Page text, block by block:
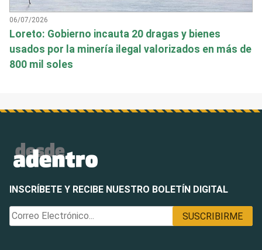
06/07/2026
Loreto: Gobierno incauta 20 dragas y bienes
usados por la minería ilegal valorizados en más de
800 mil soles
INSCRÍBETE Y RECIBE NUESTRO BOLETÍN DIGITAL